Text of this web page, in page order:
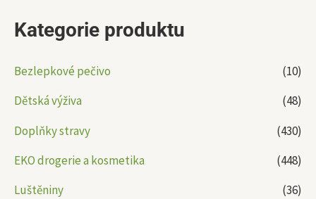
Kategorie produktu
Bezlepkové pečivo
(10)
Dětská výživa
(48)
Doplňky stravy
(430)
EKO drogerie a kosmetika
(448)
Luštěniny
(36)